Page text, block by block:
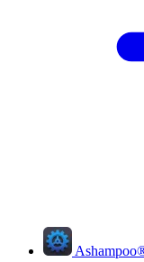
Ashampoo